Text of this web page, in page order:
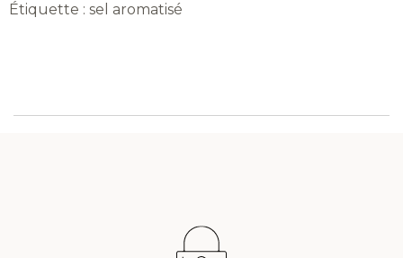
Étiquette : sel aromatisé